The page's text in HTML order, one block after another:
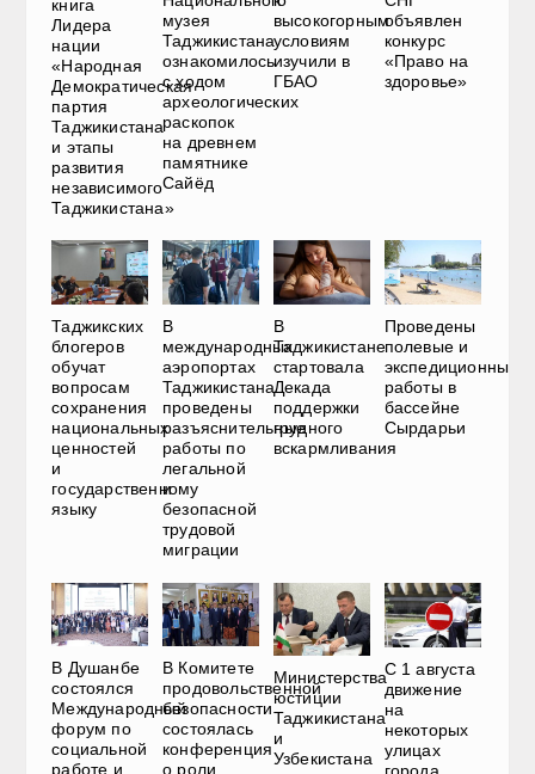
книга
Лидера
нации
«Народная
Демократическая
партия
Таджикистана
и этапы
развития
независимого
Таджикистана»
музея
Таджикистана
ознакомилось
с ходом
археологических
раскопок
на древнем
памятнике
Сайёд
высокогорным
условиям
изучили в
ГБАО
объявлен
конкурс
«Право на
здоровье»
Таджикских
блогеров
обучат
вопросам
сохранения
национальных
ценностей
и
государственному
языку
В
международных
аэропортах
Таджикистана
проведены
разъяснительные
работы по
легальной
и
безопасной
трудовой
миграции
В
Таджикистане
стартовала
Декада
поддержки
грудного
вскармливания
Проведены
полевые и
экспедиционные
работы в
бассейне
Сырдарьи
В Душанбе
состоялся
Международный
форум по
социальной
работе и
В Комитете
продовольственной
безопасности
состоялась
конференция
о роли
Министерства
юстиции
Таджикистана
и
Узбекистана
С 1 августа
движение
на
некоторых
улицах